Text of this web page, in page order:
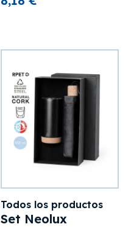
Todos los productos
Set Neolux